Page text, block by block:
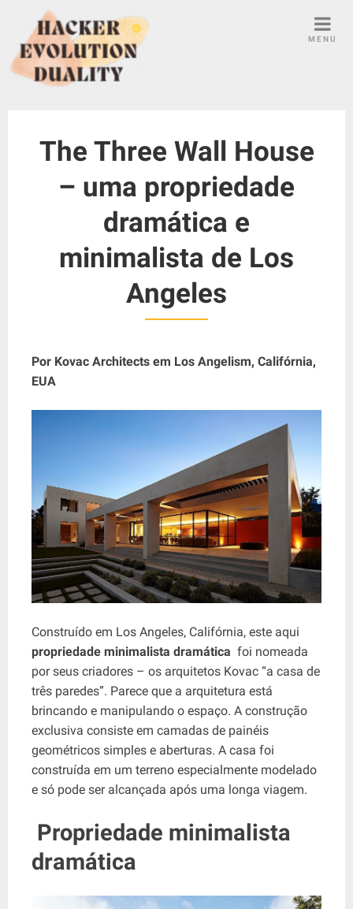
MENU
The Three Wall House
– uma propriedade
dramática e
minimalista de Los
Angeles
Por Kovac Architects em Los Angelism, Califórnia,
EUA
Construído em Los Angeles, Califórnia, este aqui
propriedade minimalista dramática foi nomeada
por seus criadores – os arquitetos Kovac “a casa de
três paredes”. Parece que a arquitetura está
brincando e manipulando o espaço. A construção
exclusiva consiste em camadas de painéis
geométricos simples e aberturas. A casa foi
construída em um terreno especialmente modelado
e só pode ser alcançada após uma longa viagem.
Propriedade minimalista
dramática